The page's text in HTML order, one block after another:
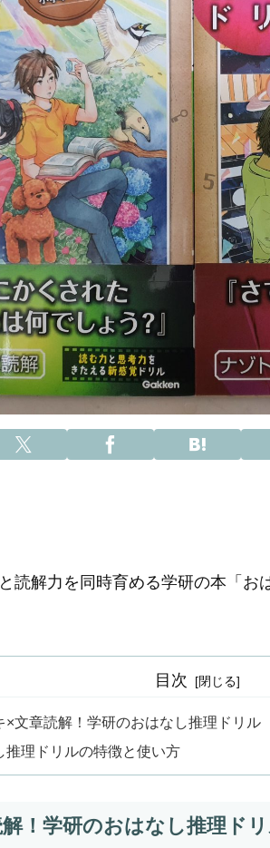
読解力を同時育める学研の本「お
目次
×文章読解！学研のおはなし推理ドリル
推理ドリルの特徴と使い方
！学研のおはなし推理ド